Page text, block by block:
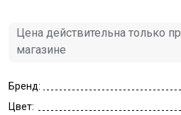
Цена действительна только
магазине
Бренд:
Цвет: